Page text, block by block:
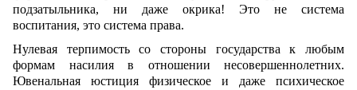
подзатыльника, ни даже окрика! Это не система
воспитания, это система права.
Нулевая терпимость со стороны государства к любым
формам насилия в отношении несовершеннолетних.
Ювенальная юстиция физическое и даже психическое